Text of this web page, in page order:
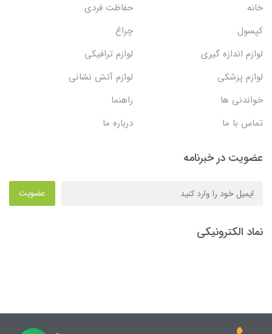
خانه
حفاظت فردی
کپسول
چراغ
لوازم اندازه گیری
لوازم ترافیکی
لوازم پزشکی
لوازم آتش نشانی
خواندنی ها
راهنما
تماس با ما
درباره ما
عضویت در خبرنامه
عضویت
نماد الکترونیکی